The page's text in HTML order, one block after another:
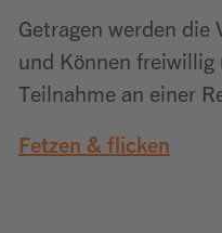
Getragen werden die
und Können freiwillig
Teilnahme an einer
Fetzen & flicken